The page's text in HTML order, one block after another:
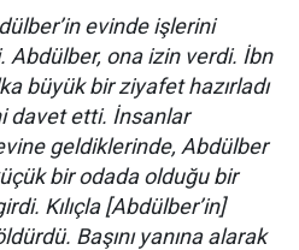
evinde işlerini
ona izin verdi. İbn
büyük bir ziyafet hazırladı
davet etti. İnsanlar
geldiklerinde, Abdülber
bir odada olduğu bir
Kılıçla [Abdülber’in]
Başını yanına alarak